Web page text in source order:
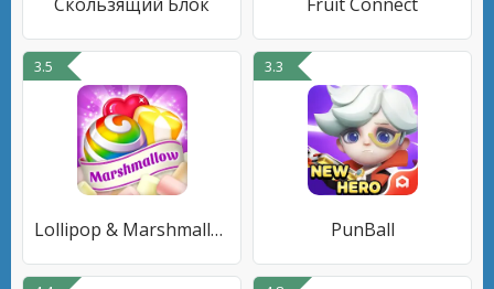
3.5
Lollipop & Marshmallow Match3
3.3
PunBall